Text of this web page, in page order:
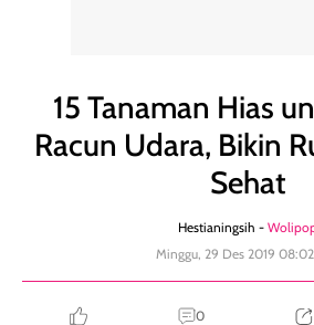
15 Tanaman Hias
Racun Udara, Bikin
Sehat
Hestianingsih -
Minggu, 29 Des 2019
0